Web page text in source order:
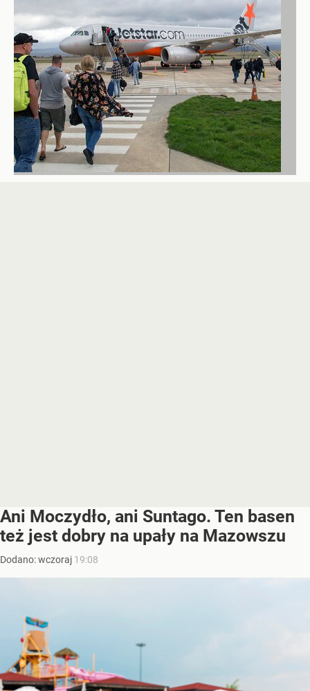
Ani Moczydło, ani Suntago. Ten basen
też jest dobry na upały na Mazowszu
Dodano:wczoraj 19:08